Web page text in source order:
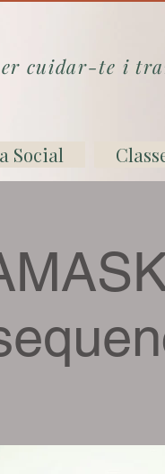
cuidar-te i
Social